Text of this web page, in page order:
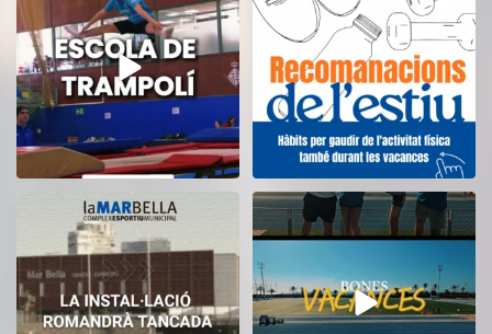
14 0 5 0
El CEM La Mar Bella romandrà
tancat durant el...
11
Tanquem una nova temporada al
CEM La Mar Bella. ...